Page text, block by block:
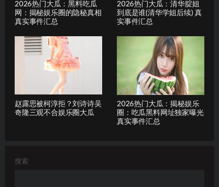
2026热门大瓜：黑料吃瓜
网：揭秘娱乐圈的隐秘真相
真实事件汇总
2026热门大瓜：清华腚姐
到底是谁(清华学姐后续) 真
实事件汇总
赵露思被柯淳拒？刘诗诗吴
奇隆三观不合娱乐圈大瓜
2026热门大瓜：揭秘娱乐
圈：吃瓜黑料网址独家曝光
真实事件汇总
搜索